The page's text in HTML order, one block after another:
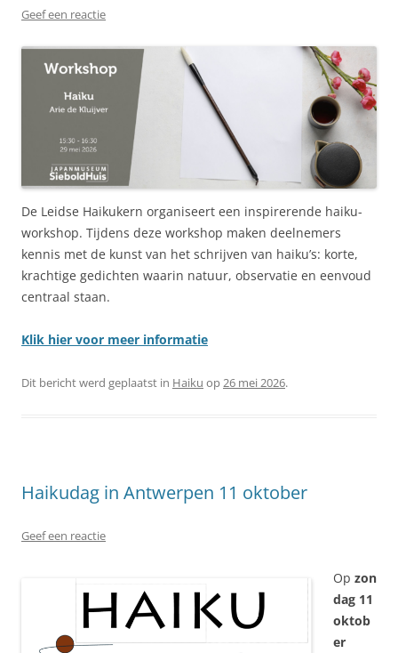
Geef een reactie
De Leidse Haikukern organiseert een inspirerende haiku-
workshop. Tijdens deze workshop maken deelnemers
kennis met de kunst van het schrijven van haiku’s: korte,
krachtige gedichten waarin natuur, observatie en eenvoud
centraal staan.
Klik hier voor meer informatie
Dit bericht werd geplaatst in Haiku op26 mei 2026.
Haikudag in Antwerpen 11 oktober
Geef een reactie
Op zon
dag 11
oktob
er